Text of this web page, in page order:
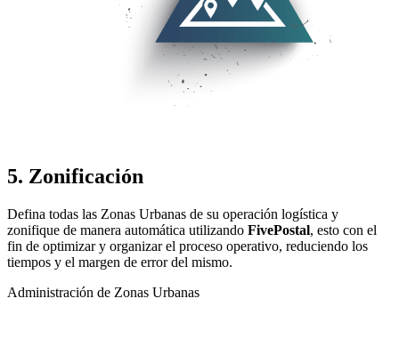
5. Zonificación
Defina todas las Zonas Urbanas de su operación logística y
zonifique de manera automática utilizando FivePostal, esto con el
fin de optimizar y organizar el proceso operativo, reduciendo los
tiempos y el margen de error del mismo.
Administración de Zonas Urbanas